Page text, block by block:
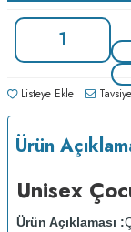
Listeye Ekle
Ürün
Unisex
Ürün Açıklaması :